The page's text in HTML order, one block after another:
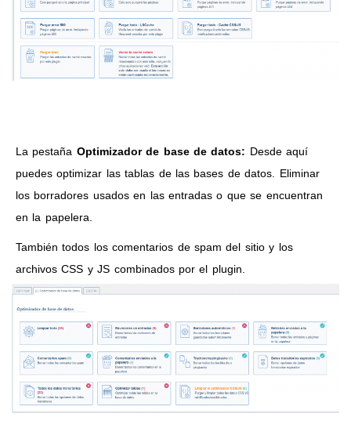
La pestaña Optimizador de base de datos: Desde aquí
puedes optimizar las tablas de las bases de datos. Eliminar
los borradores usados en las entradas o que se encuentran
en la papelera.
También todos los comentarios de spam del sitio y los
archivos CSS y JS combinados por el plugin.